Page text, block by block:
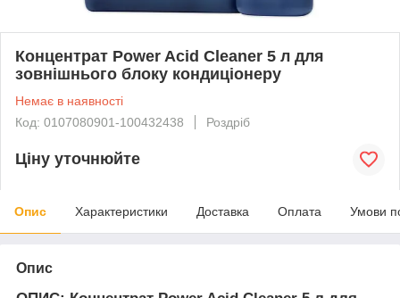
Концентрат Power Acid Cleaner 5 л для
зовнішнього блоку кондиціонеру
Немає в наявності
Код: 0107080901-100432438
Роздріб
Ціну уточнюйте
Опис Характеристики Доставка Оплата Умови
Опис